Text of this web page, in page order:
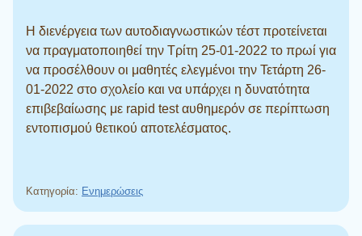
Η διενέργεια των αυτοδιαγνωστικών τέστ προτείνεται
να πραγματοποιηθεί την Τρίτη 25-01-2022 το πρωί για
να προσέλθουν οι μαθητές ελεγμένοι την Τετάρτη 26-
01-2022 στο σχολείο και να υπάρχει η δυνατότητα
επιβεβαίωσης με rapid test αυθημερόν σε περίπτωση
εντοπισμού θετικού αποτελέσματος.
Κατηγορία: Ενημερώσεις